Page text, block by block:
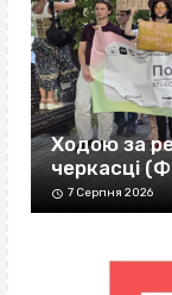
Ходою за
черкасці
7 Серпня 2026